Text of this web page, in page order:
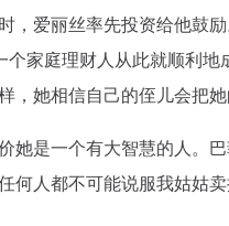
，爱丽丝率先投资给他鼓
个家庭理财人从此就顺利
，她相信自己的侄儿会把
她是一个有大智慧的人。
何人都不可能说服我姑姑